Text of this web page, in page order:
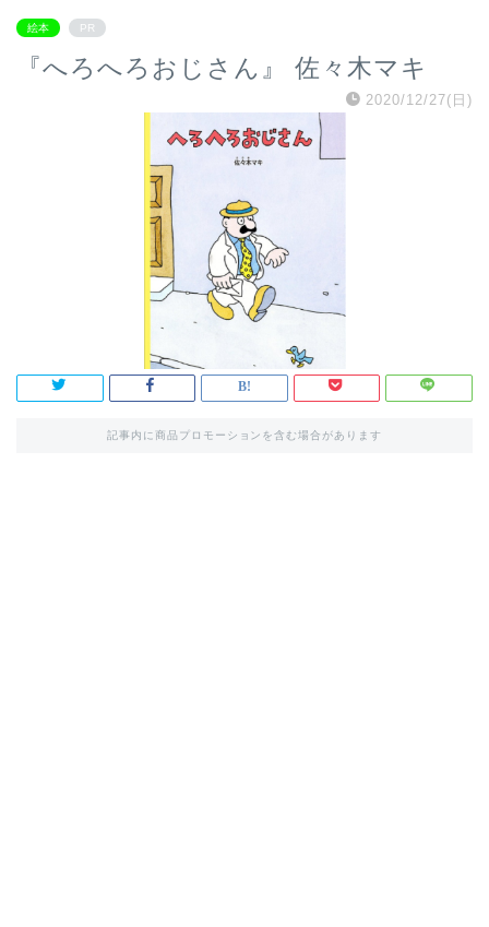
絵本 PR
『へろへろおじさん』 佐々木マキ
2020/12/27(日)
記事内に商品プロモーションを含む場合があります